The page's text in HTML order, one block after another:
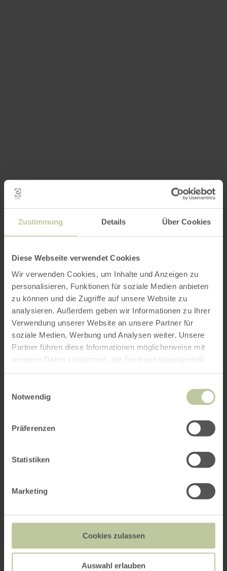
Zustimmung Details Über Cookies
Diese Webseite verwendet Cookies
Wir verwenden Cookies, um Inhalte und Anzeigen zu
personalisieren, Funktionen für soziale Medien anbieten
zu können und die Zugriffe auf unsere Website zu
analysieren. Außerdem geben wir Informationen zu Ihrer
Verwendung unserer Website an unsere Partner für
soziale Medien, Werbung und Analysen weiter. Unsere
Partner führen diese Informationen möglicherweise mit
weiteren Daten zusammen, die Sie ihnen bereitgestellt
Notwendig
Präferenzen
Statistiken
Marketing
Cookies zulassen
Auswahl erlauben